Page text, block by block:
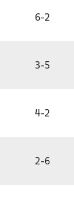
6-2
3-5
4-2
2-6